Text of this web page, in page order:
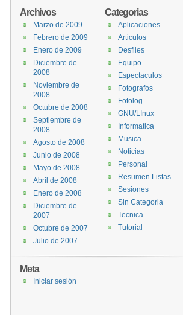
Categorias
Aplicaciones
Articulos
Desfiles
Equipo
Espectaculos
Fotografos
Fotolog
GNU/LInux
Informatica
Musica
Noticias
Personal
Resumen Listas
Sesiones
Sin Categoria
Tecnica
Tutorial
Archivos
Marzo de 2009
Febrero de 2009
Enero de 2009
Diciembre de
2008
Noviembre de
2008
Octubre de 2008
Septiembre de
2008
Agosto de 2008
Junio de 2008
Mayo de 2008
Abril de 2008
Enero de 2008
Diciembre de
2007
Octubre de 2007
Julio de 2007
Meta
Iniciar sesión